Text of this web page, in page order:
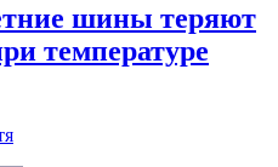
шины теряют
температуре